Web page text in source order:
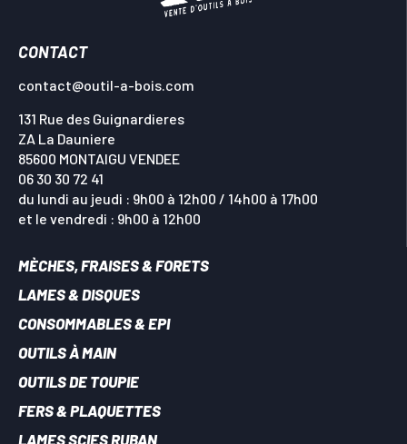
CONTACT
contact@outil-a-bois.com
131 Rue des Guignardieres
ZA La Dauniere
85600 MONTAIGU VENDEE
06 30 30 72 41
du lundi au jeudi : 9h00 à 12h00 / 14h00 à 17h00
et le vendredi : 9h00 à 12h00
MÈCHES, FRAISES & FORETS
LAMES & DISQUES
CONSOMMABLES & EPI
OUTILS À MAIN
OUTILS DE TOUPIE
FERS & PLAQUETTES
LAMES SCIES RUBAN